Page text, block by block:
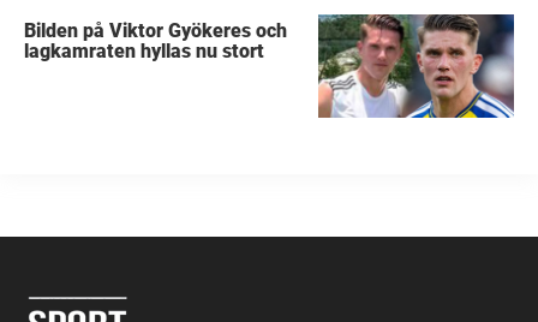
Bilden på Viktor Gyökeres och
lagkamraten hyllas nu stort